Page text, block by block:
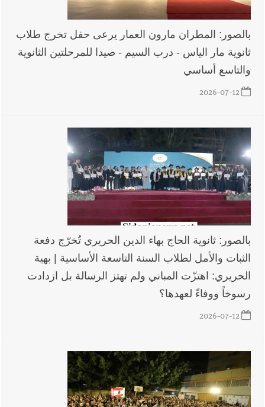
يُحذّر من الفراغ !
أخبار لبنان ليلة سقوط رياض سلامة... هل ننتظر الحقيقة؟
والجنوب هو عزة وكرامة لبنان
بالصور: المطران مارون العمار يرعى حفل تخرج طلاب
ثانوية مار الياس - درب السيم - صيدا للمرحلتين الثانوية
والتاسع أساسي
2026-07-12
بالصور: ثانوية الحاج بهاء الدين الحريري تُخرّج دفعة
الثبات والأمل لطلاب السنة التاسعة الأساسية | بهية
الحريري: اهتزّت المباني ولم تهتز الرسالة بل ازدادت
رسوخاً ووفاءً لعهدها؟
2026-07-12